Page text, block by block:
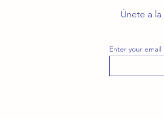
Únete a
Enter your email